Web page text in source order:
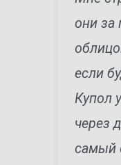
они за
если
Купол
через
самый